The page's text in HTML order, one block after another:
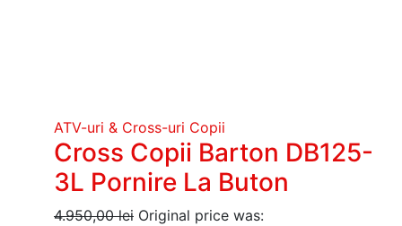
ATV-uri & Cross-uri Copii
Cross Copii Barton DB125-
3L Pornire La Buton
4.950,00lei Original price was: